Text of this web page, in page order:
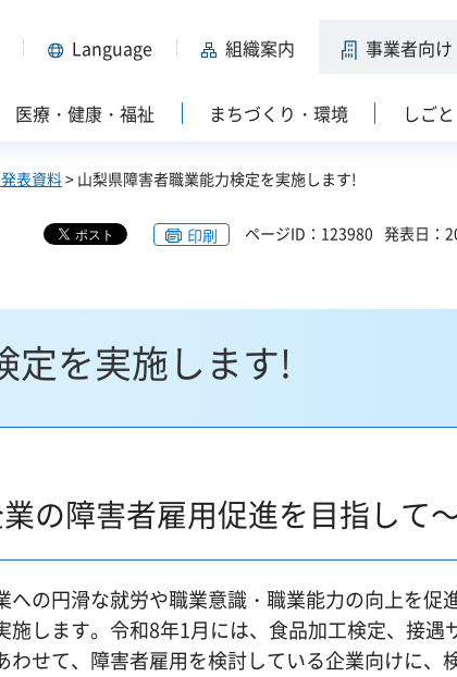
Language 組織案内 事業者向け
医療・健康・福祉 まちづくり・環境 しご
表資料> 山梨県障害者職業能力検定を実施します!
印刷 ページID：123980 発表日：
定を実施します!
の障害者雇用促進を目指して
の円滑な就労や職業意識・職業能力の向上を促
します。令和8年1月には、食品加工検定、接遇
せて、障害者雇用を検討している企業向けに、